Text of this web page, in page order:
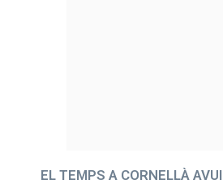
EL TEMPS A CORNELLÀ AVUI